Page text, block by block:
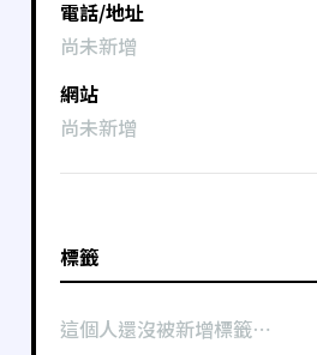
電話/地址
尚未新增
網站
尚未新增
標籤
這個人還沒被新增標籤⋯